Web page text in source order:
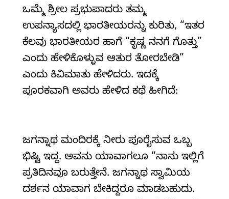
ಒಮ್ಮೆ ಶ್ರೀಲ ಪ್ರಭುಪಾದರು ತಮ್ಮ
ಉಪನ್ಯಾಸದಲ್ಲಿ ಭಾರತೀಯರನ್ನು ಕುರಿತು, “ಇತರ
ಕೆಲವು ಭಾರತೀಯರ ಹಾಗೆ “ಕೃಷ್ಣ ನನಗೆ ಗೊತ್ತು”
ಎಂದು ಹೇಳಿಕೊಳ್ಳುವ ಆತುರ ತೋರಬೇಡಿ”
ಎಂದು ಕಿವಿಮಾತು ಹೇಳಿದರು. ಇದಕ್ಕೆ
ಪೂರಕವಾಗಿ ಅವರು ಹೇಳಿದ ಕಥೆ ಹೀಗಿದೆ:
ಜಗನ್ನಾಥ ಮಂದಿರಕ್ಕೆ ನೀರು ಪೂರೈಸುವ ಒಬ್ಬ
ಭಿಷ್ಟಿ ಇದ್ದ. ಅವನು ಯಾವಾಗಲೂ “ನಾನು ಇಲ್ಲಿಗೆ
ಪ್ರತಿದಿನವೂ ಬರುತ್ತೇನೆ. ಜಗನ್ನಾಥ ಸ್ವಾಮಿಯ
ದರ್ಶನ ಯಾವಾಗ ಬೇಕಿದ್ದರೂ ಮಾಡಬಹುದು.